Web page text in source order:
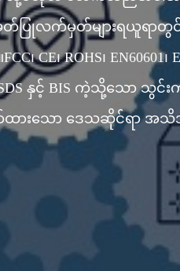
ပြုလက်မှတ်များရယူရာတွ
FCC၊ CE၊ ROHS၊ EN60601၊
နှင့် BIS ကဲ့သို့သော သွ
ားသော ဒေသဆိုင်ရာ အ